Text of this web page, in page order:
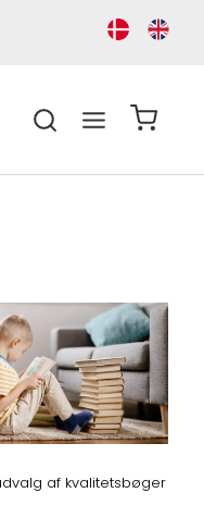
af kvalitetsbøger